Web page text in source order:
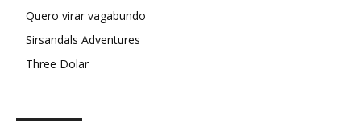
Quero virar vagabundo
Sirsandals Adventures
Three Dolar